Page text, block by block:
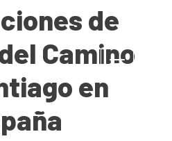
Toggle
de
Camino
en